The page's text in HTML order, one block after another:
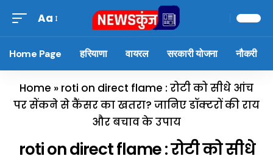
Aa
Home Page हरियाणा वायरल सरकारी योजना नौकरी
Home » roti on direct flame : रोटी को सीधे आंच
पर सेंकने से कैंसर का खतरा? जानिए डॉक्टरों की राय
और बचाव के उपाय
roti on direct flame : रोटी को सीधे